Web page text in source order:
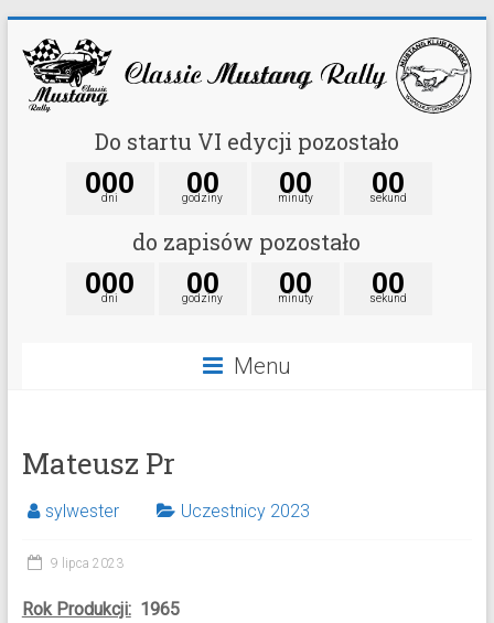
Do startu VI edycji pozostało
dni
000 godziny
00 minuty
00 sekund
00
do zapisów pozostało
dni
000 godziny
00 minuty
00 sekund
00
Menu
Mateusz Pr
sylwester Uczestnicy 2023
9 lipca 2023
Rok Produkcji:1965